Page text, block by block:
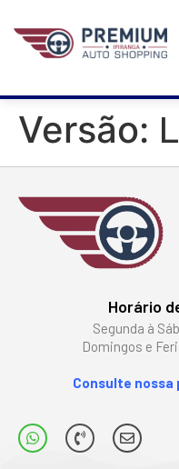
Versão:
Horário
Segunda à
Domingos e
Consulte